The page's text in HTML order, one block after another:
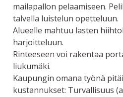
mailapallon pelaamiseen.
talvella luistelun opetteluun.
Alueelle mahtuu lasten
harjoitteluun.
Rinteeseen voi rakentaa
liukumäki.
Kaupungin omana työnä
kustannukset: Turvallisuus